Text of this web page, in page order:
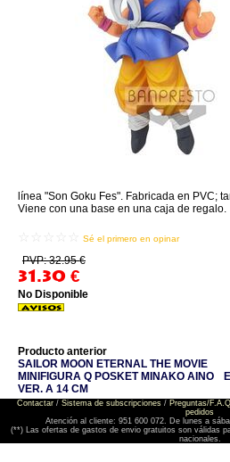
línea "Son Goku Fes". Fabricada en PVC;
Viene con una base en una caja de regalo.
Sé el primero en opinar
PVP: 32.95 €
31.30 €
No Disponible
Producto anterior
SAILOR MOON ETERNAL THE MOVIE
MINIFIGURA Q POSKET MINAKO AINO
VER. A 14 CM
Contactar/ Sistema de subscripciones/ Preguntas/
pedidos
Atención al cliente: 951 600 072. De lunes a
(**) Las ofertas de gastos de envio gratuitos son válidas
nacionales.